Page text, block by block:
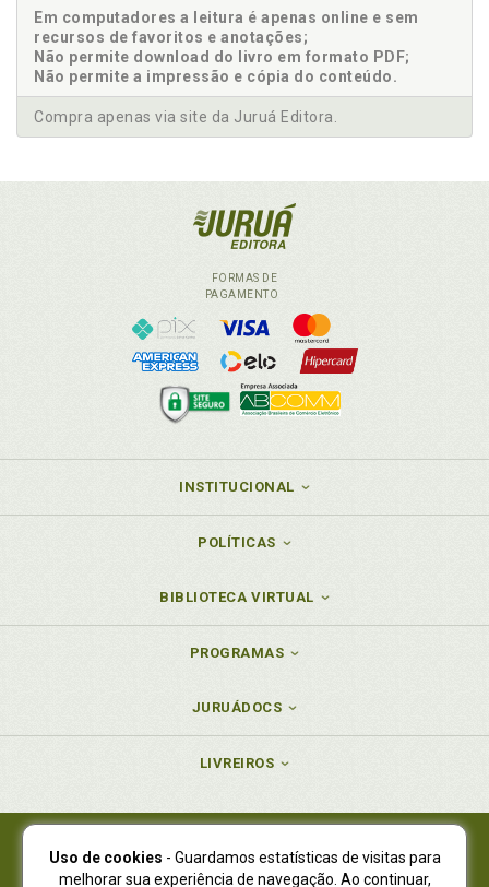
Em computadores a leitura é apenas online e sem
recursos de favoritos e anotações;
Não permite download do livro em formato PDF;
Não permite a impressão e cópia do conteúdo.
Compra apenas via site da Juruá Editora.
FORMAS DE
PAGAMENTO
INSTITUCIONAL
POLÍTICAS
BIBLIOTECA VIRTUAL
PROGRAMAS
JURUÁDOCS
LIVREIROS
Juruá Editora Ltda., CNPJ 77.535.508/0001-19
Uso de cookies - Guardamos estatísticas de visitas para
melhorar sua experiência de navegação. Ao continuar,